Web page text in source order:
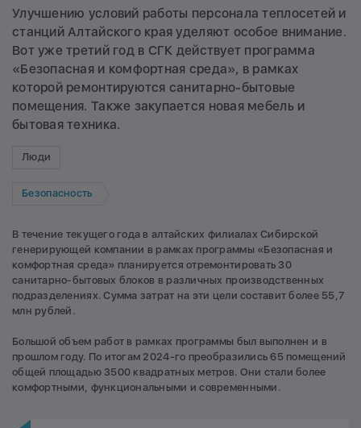
Улучшению условий работы персонала теплосетей и
станций Алтайского края уделяют особое внимание.
Вот уже третий год в СГК действует программа
«Безопасная и комфортная среда», в рамках
которой ремонтируются санитарно-бытовые
помещения. Также закупается новая мебель и
бытовая техника.
Люди
Безопасность
В течение текущего года в алтайских филиалах Сибирской
генерирующей компании в рамках программы «Безопасная и
комфортная среда» планируется отремонтировать 30
санитарно-бытовых блоков в различных производственных
подразделениях. Сумма затрат на эти цели составит более 55,7
млн рублей.
Большой объем работ в рамках программы был выполнен и в
прошлом году. По итогам 2024-го преобразились 65 помещений
общей площадью 3500 квадратных метров. Они стали более
комфортными, функциональными и современными.